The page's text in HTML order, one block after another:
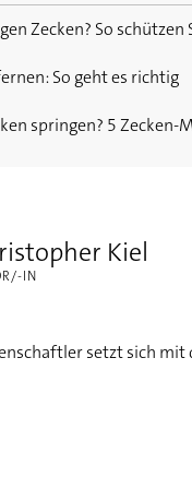
und Verlauf
Auffrischung ist
Zecken? So
So geht es richtig
springen? 5
Kiel
IN
setzt sich